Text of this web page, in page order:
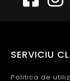
SERVICIU
Politica de